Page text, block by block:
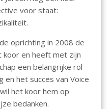
voor staat:
oprichting in 2008 de
koor en heeft met zijn
een belangrijke rol
en het succes van Voice
het koor hem op
bedanken.